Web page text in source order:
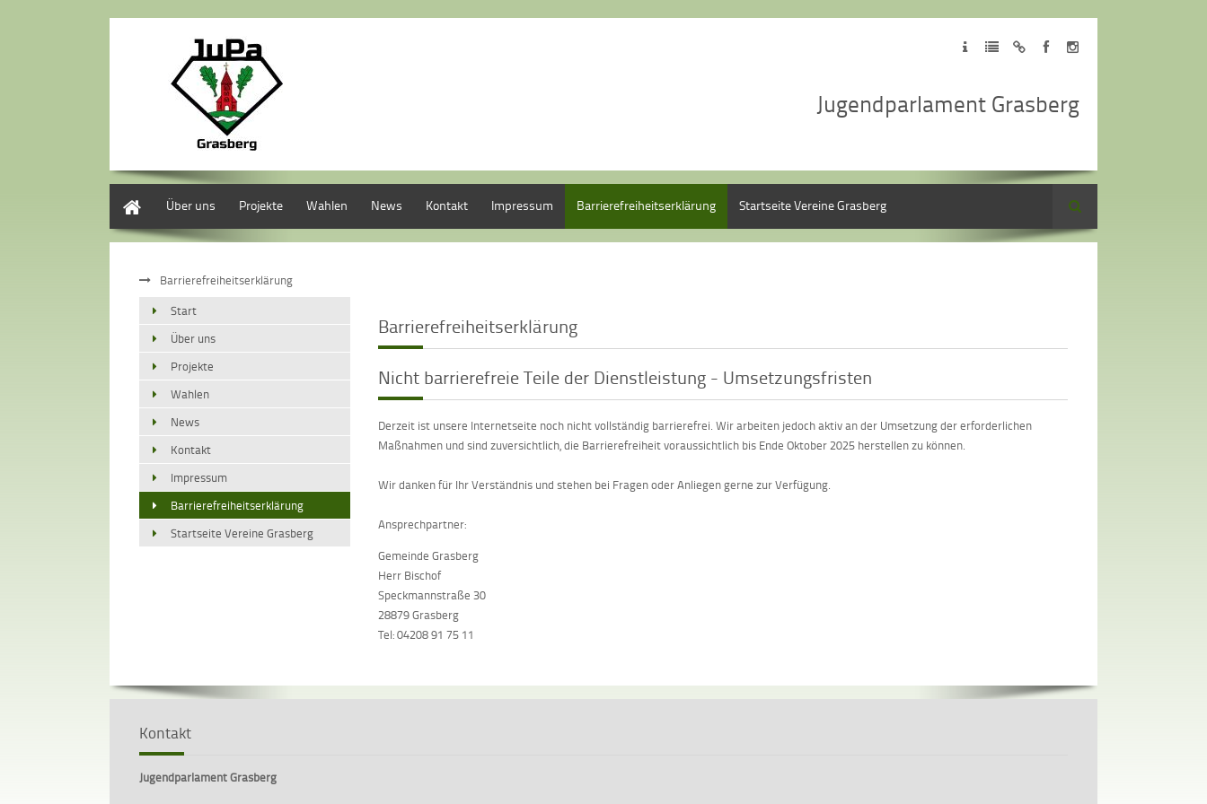
Jugendparlament Grasberg
Über uns Projekte Wahlen News Kontakt Impressum Barrierefreiheitserklärung Startseite Vereine Grasberg Suche
Barrierefreiheitserklärung
Barrierefreiheitserklärung
Nicht barrierefreie Teile der Dienstleistung - Umsetzungsfristen
Derzeit ist unsere Internetseite noch nicht vollständig barrierefrei. Wir arbeiten jedoch aktiv an der Umsetzung der erforderlichen
Maßnahmen und sind zuversichtlich, die Barrierefreiheit voraussichtlich bis Ende Oktober 2025 herstellen zu können.
Wir danken für Ihr Verständnis und stehen bei Fragen oder Anliegen gerne zur Verfügung.
Ansprechpartner:
Gemeinde Grasberg
Herr Bischof
Speckmannstraße 30
28879 Grasberg
Tel: 04208 91 75 11
Start
Über uns
Projekte
Wahlen
News
Kontakt
Impressum
Barrierefreiheitserklärung
Startseite Vereine Grasberg
Kontakt
Jugendparlament Grasberg